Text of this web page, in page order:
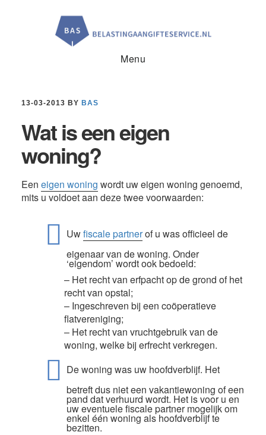
Menu
13-03-2013 BY BAS
Wat is een eigen
woning?
Een eigen woning wordt uw eigen woning genoemd,
mits u voldoet aan deze twee voorwaarden:
Uwfiscale partnerof u was officieel de
eigenaar van de woning. Onder
‘eigendom’ wordt ook bedoeld:
– Het recht van erfpacht op de grond of het
recht van opstal;
– Ingeschreven bij een coöperatieve
flatvereniging;
– Het recht van vruchtgebruik van de
woning, welke bij erfrecht verkregen.
De woning was uw hoofdverblijf. Het
betreft dus niet een vakantiewoning of een
pand dat verhuurd wordt. Het is voor u en
uw eventuele fiscale partner mogelijk om
enkel één woning als hoofdverblijf te
bezitten.